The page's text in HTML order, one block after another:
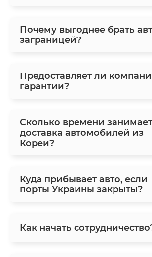
Почему выгоднее брать
заграницей?
Предоставляет ли
гарантии?
Сколько времени занимает
доставка автомобилей из
Кореи?
Куда прибывает авто, если
порты Украины закрыты?
Как начать